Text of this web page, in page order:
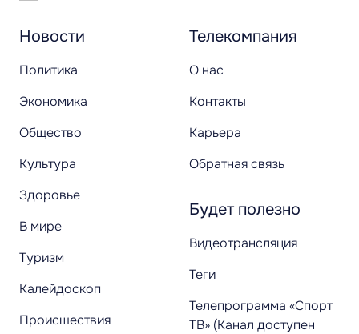
Новости
Политика
Экономика
Общество
Культура
Здоровье
В мире
Туризм
Калейдоскоп
Происшествия
Телекомпания
О нас
Контакты
Карьера
Обратная связь
Будет полезно
Видеотрансляция
Теги
Телепрограмма «Спорт
ТВ» (Канал доступен